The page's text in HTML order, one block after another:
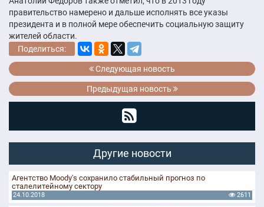
правительство намерено и дальше исполнять все указы
президента и в полной мере обеспечить социальную защиту
жителей области.
Поделиться:
Следующая новость
Предыдущая новость
Другие новости
Агентство Moody's сохранило стабильный прогноз по
сталелитейному сектору
24.10.2018 2611